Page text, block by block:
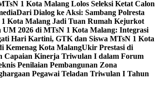
1 Kota Malang Lolos Seleksi Ketat Calon
Dari Dialog ke Aksi: Sambang Polresta
Kota Malang Jadi Tuan Rumah Kejurkot
UM 2026 di MTsN 1 Kota Malang: Integrasi
Hari Kartini, GTK dan Siswa MTsN 1 Kota
Kemenag Kota MalangUkir Prestasi di
Capaian Kinerja Triwulan I dalam Forum
Penilaian Pembangunan Zona
Pegawai Teladan Triwulan I Tahun